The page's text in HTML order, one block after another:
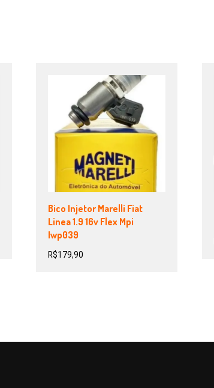
Bico Injetor Marelli Fiat
Linea 1.9 16v Flex Mpi
Iwp039
R$179,90